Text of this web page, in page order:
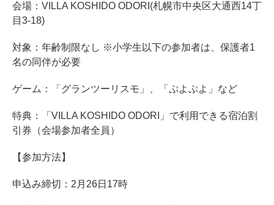
会場：VILLA KOSHIDO ODORI(札幌市中央区大通西14丁
目3-18)
対象：年齢制限なし ※小学生以下の参加者は、保護者1
名の同伴が必要
ゲーム：「グランツーリスモ」、「ぷよぷよ」など
特典：「VILLA KOSHIDO ODORI」で利用できる宿泊割
引券（会場参加者全員）
【参加方法】
申込み締切：2月26日17時